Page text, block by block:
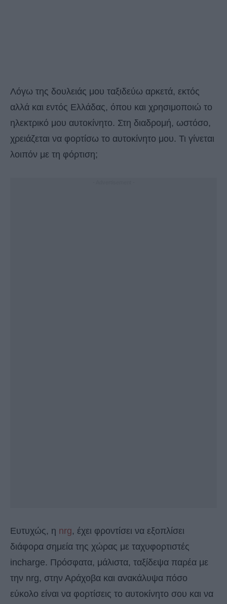
Λόγω της δουλειάς μου ταξιδεύω αρκετά, εκτός
αλλά και εντός Ελλάδας, όπου και χρησιμοποιώ το
ηλεκτρικό μου αυτοκίνητο. Στη διαδρομή, ωστόσο,
χρειάζεται να φορτίσω το αυτοκίνητο μου. Τι γίνεται
λοιπόν με τη φόρτιση;
Ευτυχώς, η nrg, έχει φροντίσει να εξοπλίσει
διάφορα σημεία της χώρας με ταχυφορτιστές
incharge. Πρόσφατα, μάλιστα, ταξίδεψα παρέα με
την nrg, στην Αράχοβα και ανακάλυψα πόσο
εύκολο είναι να φορτίσεις το αυτοκίνητο σου και να